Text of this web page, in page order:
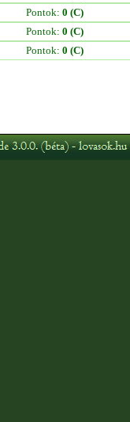
Pontok: 0 (C)
Pontok: 0 (C)
Pontok: 0 (C)